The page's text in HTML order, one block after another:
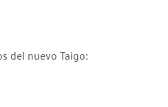
del nuevo Taigo: